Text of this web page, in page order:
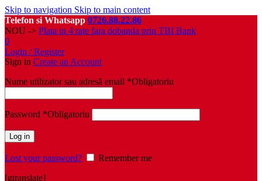
Skip to navigation Skip to main content
Telefon si Whatsapp 0726.88.22.86
NOU -> Plata in 4 rate fara dobanda prin TBI Bank
0
Login / Register
Sign in Create an Account
Nume utilizator sau adresă email *Obligatoriu
Password *Obligatoriu
Log in
Lost your password?
Remember me
[gtranslate]